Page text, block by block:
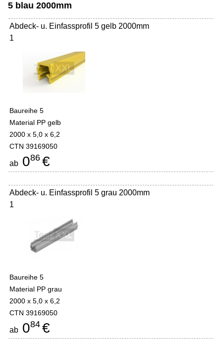
5 blau 2000mm
Abdeck- u. Einfassprofil 5 gelb 2000mm
1
Baureihe 5
Material PP gelb
2000 x 5,0 x 6,2
CTN 39169050
ab 086 €
Abdeck- u. Einfassprofil 5 grau 2000mm
1
Baureihe 5
Material PP grau
2000 x 5,0 x 6,2
CTN 39169050
ab 084 €